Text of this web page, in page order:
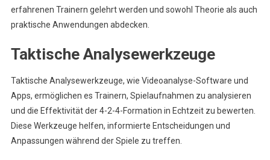
erfahrenen Trainern gelehrt werden und sowohl Theorie als auch
praktische Anwendungen abdecken.
Taktische Analysewerkzeuge
Taktische Analysewerkzeuge, wie Videoanalyse-Software und
Apps, ermöglichen es Trainern, Spielaufnahmen zu analysieren
und die Effektivität der 4-2-4-Formation in Echtzeit zu bewerten.
Diese Werkzeuge helfen, informierte Entscheidungen und
Anpassungen während der Spiele zu treffen.